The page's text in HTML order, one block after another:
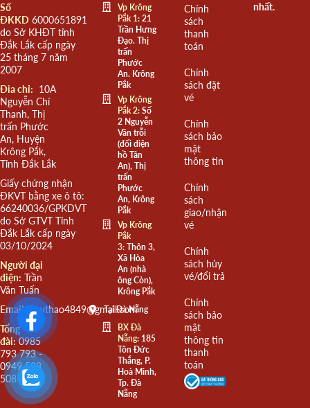
Số
ĐKKD 6000651891
do Sở KHĐT tỉnh
Đắk Lắk cấp ngày
25 tháng 7 năm
2007
Đia chỉ: 10A
Nguyễn Chí
Thanh, Thị
trấn Phước
An, Huyện
Krông Pắk,
Tỉnh Đắk Lắk
Giấy chứng nhận
ĐKVT bằng xe ô tô:
66240036/GPKDVT
do Sở GTVT Tỉnh
Đắk Lắk cấp ngày
03/10/2024
Người đại
diện: Trần
Văn Tuấn
Email: quythao4849@gmail.com
Tổng
đài:0985
793 793 -
0949 508
508
Vp Krông
Pắk 1:21
Trần Hưng
Đạo. Thị
trấn
Phước
An. Krông
Pắk
Vp Krông
Pắk 2:Số
2 Nguyễn
Văn trỗi
(đối diện
hồ Tân
An), Thị
trấn
Phước
An, Krông
Pắk
Vp Krông
Pắk
3:Thôn 3,
Xã Hòa
An (nhà
ông Còn),
Krông Pắk
Tại Đà Nẵng
BX Đà
Nẵng:185
Tôn Đức
Thắng, P.
Hoà Minh,
Tp. Đà
Nẵng
Chính
sách
thanh
toán
Chính
sách đặt
vé
Chính
sách bảo
mật
thông tin
Chính
sách
giao/nhận
vé
Chính
sách hủy
vé/đổi trả
Chính
sách bảo
mật
thông tin
thanh
toán
nhất.